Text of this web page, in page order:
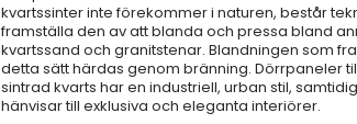
Dörrar
kvartssinter inte förekommer i naturen, består
framställa den av att blanda och pressa bland
kvartssand och granitstenar. Blandningen som
detta sätt härdas genom bränning. Dörrpaneler
sintrad kvarts har en industriell, urban stil,
hänvisar till exklusiva och eleganta interiörer.